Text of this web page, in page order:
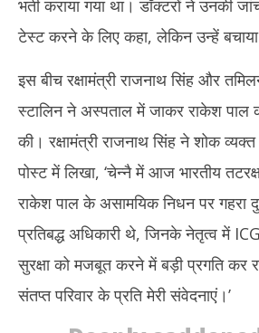
August
19,
भर्ती कराया गया था। डॉक्टरों ने उनकी
टेस्ट करने के लिए कहा, लेकिन उन्हें
इस बीच रक्षामंत्री राजनाथ सिंह और
स्टालिन ने अस्पताल में जाकर राकेश पाल
की। रक्षामंत्री राजनाथ सिंह ने शोक
पोस्ट में लिखा, ‘चेन्नै में आज भारतीय
राकेश पाल के असामयिक निधन पर
प्रतिबद्ध अधिकारी थे, जिनके नेतृत्व में
सुरक्षा को मजबूत करने में बड़ी प्रगति कर
संतप्त परिवार के प्रति मेरी संवेदनाएं।’